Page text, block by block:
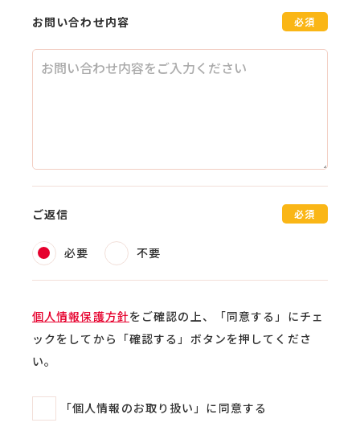
お問い合わせ内容 必須
ご返信 必須
必要 不要
個人情報保護方針をご確認の上、
「同意する」にチェ
ックをしてから「確認する」ボタンを押してくださ
い。
「個人情報のお取り扱い」に同意する